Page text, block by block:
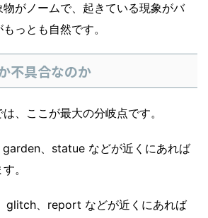
がノームで、起きている現象がバ
っとも自然です。
不具合なのか
、ここが最大の分岐点です。
、statue などが近くにあれば
。
glitch、report などが近くにあれば